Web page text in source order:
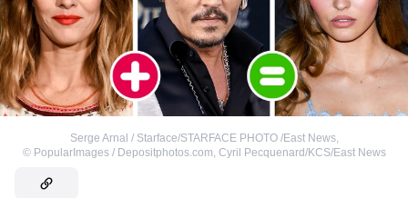
Serge Arnal / Starface/STARFACE PHOTO /East News,
© PopularImages / Depositphotos.com Cyril Pecquenard/KCS/East News